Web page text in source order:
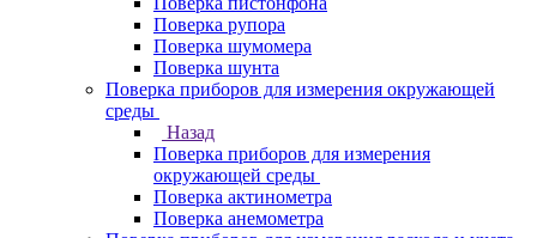
Поверка рупора
Поверка шумомера
Поверка шунта
Поверка приборов для измерения окружающей
среды
Назад
Поверка приборов для измерения
окружающей среды
Поверка актинометра
Поверка анемометра